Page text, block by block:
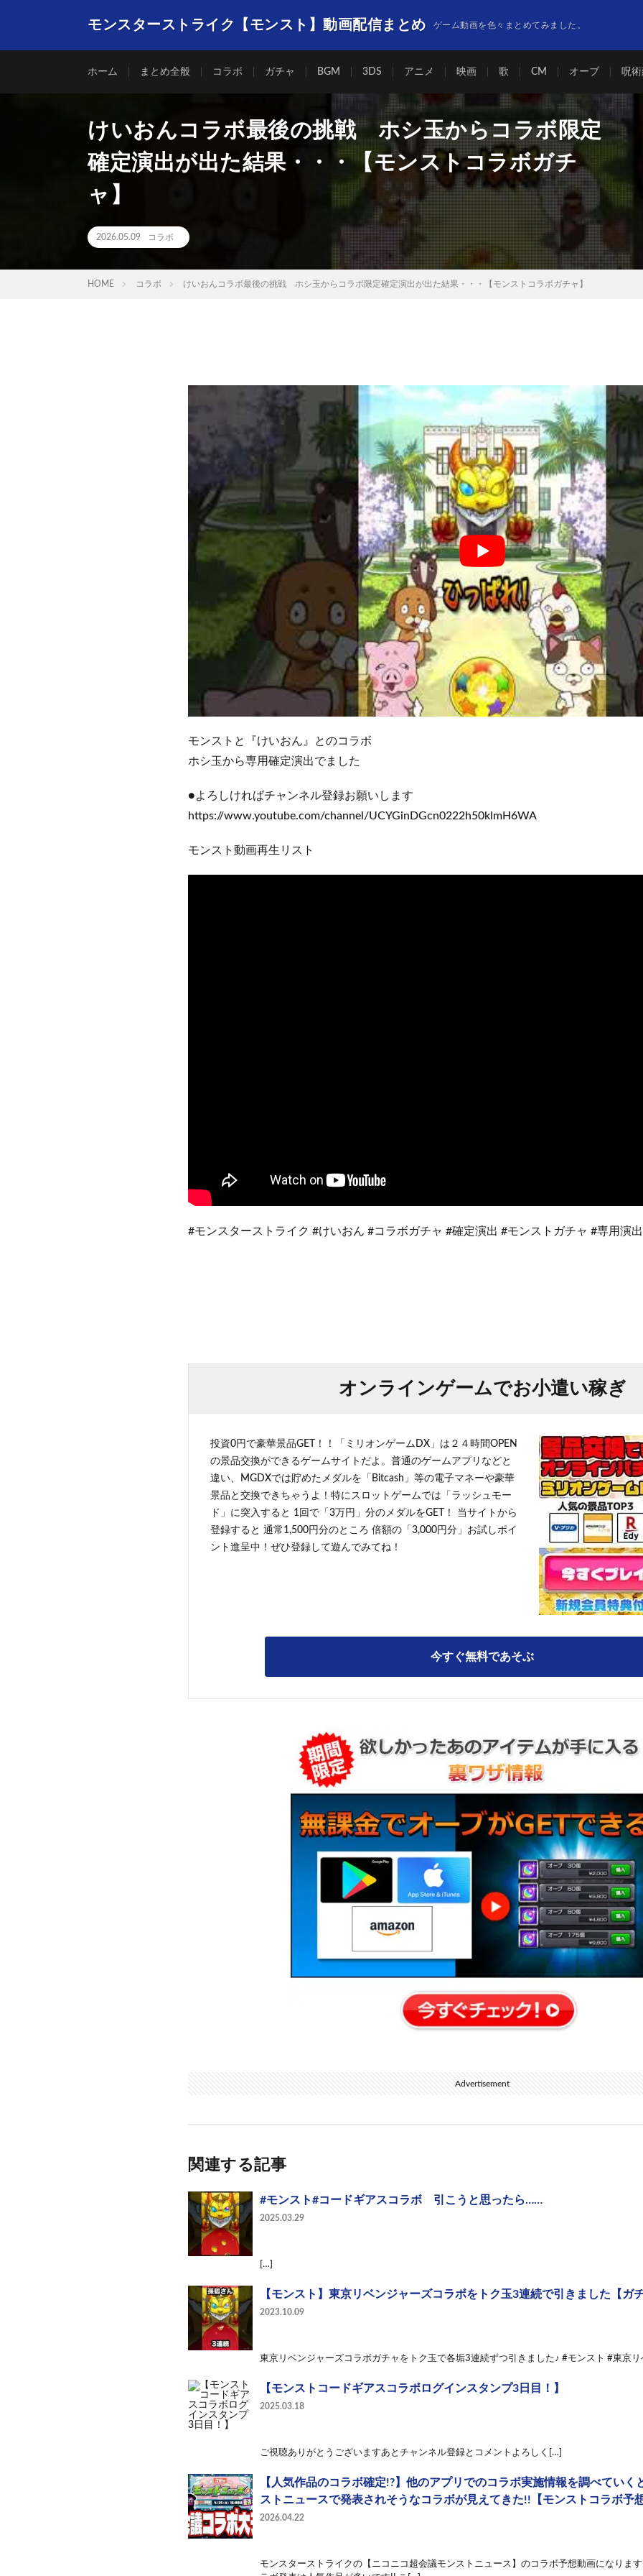
モンスターストライク【モンスト】動画配信まとめ ゲーム動画を色々まとめてみました。
ホーム まとめ全般 コラボ ガチャ BGM 3DS アニメ 映画 歌 CM オーブ 呪
けいおんコラボ最後の挑戦 ホシ玉からコラボ限定
確定演出が出た結果・・・【モンストコラボガチ
ャ】
2026.05.09 コラボ
HOME コラボ けいおんコラボ最後の挑戦 ホシ玉からコラボ限定確定演出が出た結果・・・【モンストコラボガチャ】
モンストと『けいおん』とのコラボ
ホシ玉から専用確定演出でました
●よろしければチャンネル登録お願いします
https://www.youtube.com/channel/UCYGinDGcn0222h50klmH6WA
モンスト動画再生リスト
#モンスターストライク​ #けいおん #コラボガチャ #確定演出 #モンストガチャ​ #専用演
オンラインゲームでお小遣い稼ぎ
投資0円で豪華景品GET！！「ミリオンゲームDX」は２４時間OPEN
の景品交換ができるゲームサイトだよ。普通のゲームアプリなどと
違い、MGDXでは貯めたメダルを「Bitcash」等の電子マネーや豪華
景品と交換できちゃうよ！特にスロットゲームでは「ラッシュモー
ド」に突入すると 1回で「3万円」分のメダルをGET！ 当サイトから
登録すると 通常1,500円分のところ 倍額の「3,000円分」お試しポイ
ント進呈中！ぜひ登録して遊んでみてね！
今すぐ無料であそぶ
Advertisement
関連する記事
#モンスト#コードギアスコラボ 引こうと思ったら……
2025.03.29
[…]
【モンスト】東京リベンジャーズコラボをトク玉3連続で引きました【ガ
2023.10.09
東京リベンジャーズコラボガチャをトク玉で各垢3連続ずつ引きました♪ #モンスト #東京
【モンストコードギアスコラボログインスタンプ3日目！】
2025.03.18
ご視聴ありがとうございますあとチャンネル登録とコメントよろしく[…]
【人気作品のコラボ確定!?】他のアプリでのコラボ実施情報を調べてい
ストニュースで発表されそうなコラボが見えてきた!!【モンストコラボ予
2026.04.22
モンスターストライクの【ニコニコ超会議モンストニュース】のコラボ予想動画になりま